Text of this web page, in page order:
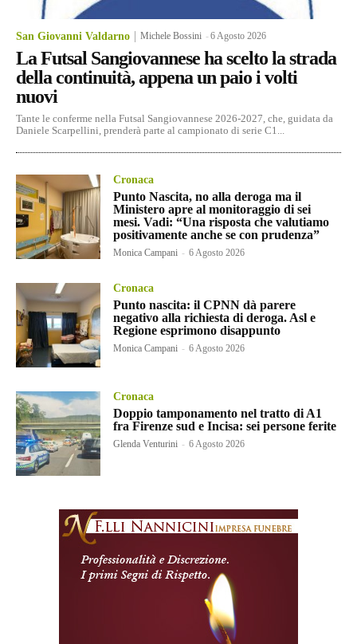
San Giovanni Valdarno Michele Bossini -6 Agosto 2026
La Futsal Sangiovannese ha scelto la strada
della continuità, appena un paio i volti
nuovi
Tante le conferme nella Futsal Sangiovannese 2026-2027, che, guidata da
Daniele Scarpellini, prenderà parte al campionato di serie C1...
Cronaca
Punto Nascita, no alla deroga ma il
Ministero apre al monitoraggio di sei
mesi. Vadi: “Una risposta che valutiamo
positivamente anche se con prudenza”
Monica Campani - 6 Agosto 2026
Cronaca
Punto nascita: il CPNN dà parere
negativo alla richiesta di deroga. Asl e
Regione esprimono disappunto
Monica Campani - 6 Agosto 2026
Cronaca
Doppio tamponamento nel tratto di A1
fra Firenze sud e Incisa: sei persone ferite
Glenda Venturini - 6 Agosto 2026